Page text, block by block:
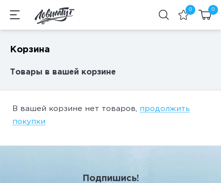
0 0
Корзина
Товары в вашей корзине
В вашей корзине нет товаров, продолжить
покупки
Подпишись!